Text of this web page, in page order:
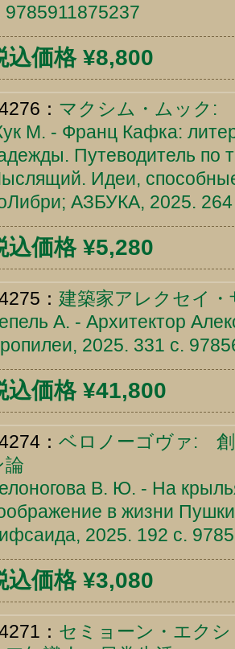
9785911875237
込価格 ¥8,800
： マクシム・ムック:
М. - Франц Кафка:
Путеводитель по
Идеи,
АЗБУКА, 2025.
込価格 ¥5,280
： 建築家アレクセイ
А. - Архитектор
2025. 331 c.
込価格 ¥41,800
： ベロノーゴヴァ:
論
В. Ю. - На
в жизни
2025. 192 c.
込価格 ¥3,080
： セミョーン・エク